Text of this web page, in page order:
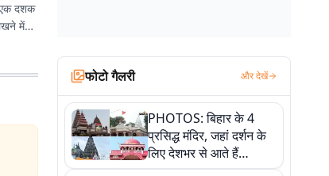
एक दशक
में
फोटो गैलरी और देखें
PHOTOS: बिहार के 4
प्रसिद्ध मंदिर, जहां दर्शन के
लिए देशभर से आते हैं
श्रद्धालु, जानिए इनकी